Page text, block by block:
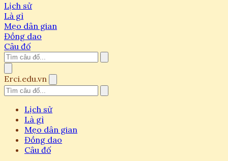
Lịch sử
Là gì
Mẹo dân gian
Đồng dao
Câu đố
Erci.edu.vn
Lịch sử
Là gì
Mẹo dân gian
Đồng dao
Câu đố